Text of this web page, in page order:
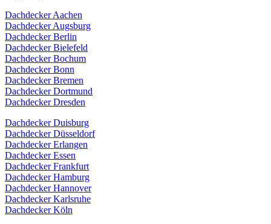
Dachdecker Aachen
Dachdecker Augsburg
Dachdecker Berlin
Dachdecker Bielefeld
Dachdecker Bochum
Dachdecker Bonn
Dachdecker Bremen
Dachdecker Dortmund
Dachdecker Dresden
Dachdecker Duisburg
Dachdecker Düsseldorf
Dachdecker Erlangen
Dachdecker Essen
Dachdecker Frankfurt
Dachdecker Hamburg
Dachdecker Hannover
Dachdecker Karlsruhe
Dachdecker Köln